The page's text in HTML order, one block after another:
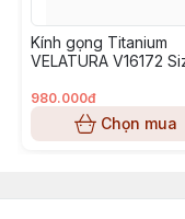
Kính gọng Titanium
VELATURA V16172
980.000đ
Chọn mua